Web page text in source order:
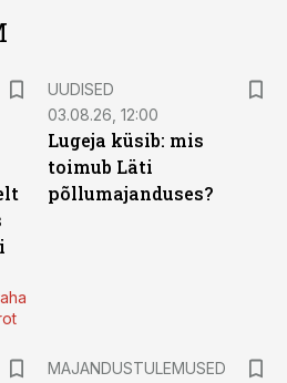
UUDISED
03.08.26, 12:00
Lugeja küsib: mis
toimub Läti
põllumajanduses?
MAJANDUSTULEMUSED